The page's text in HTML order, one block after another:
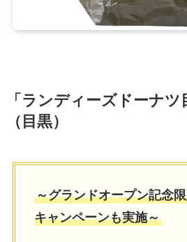
「ランディーズドーナツ
（目黒）
～グランドオープン記念
キャンペーンも実施～